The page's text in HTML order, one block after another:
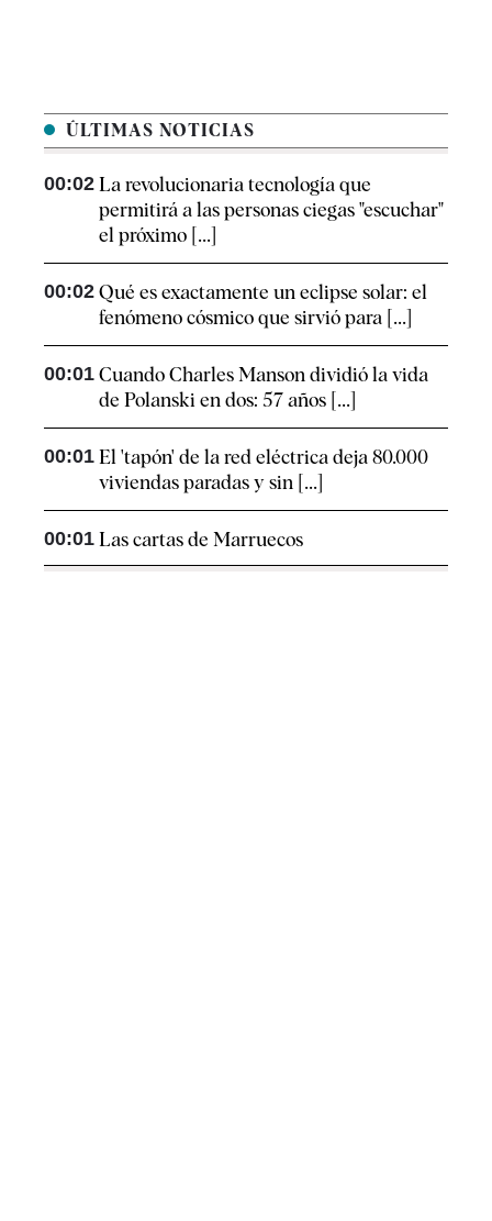
ÚLTIMAS NOTICIAS
00:02 La revolucionaria tecnología que
permitirá a las personas ciegas "escuchar"
el próximo [...]
00:02 Qué es exactamente un eclipse solar: el
fenómeno cósmico que sirvió para [...]
00:01 Cuando Charles Manson dividió la vida
de Polanski en dos: 57 años [...]
00:01 El 'tapón' de la red eléctrica deja 80.000
viviendas paradas y sin [...]
00:01 Las cartas de Marruecos